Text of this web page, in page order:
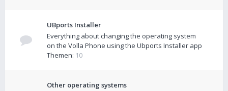
UBports Installer
Everything about changing the operating system
on the Volla Phone using the Ubports Installer app
Themen: 10
Other operating systems